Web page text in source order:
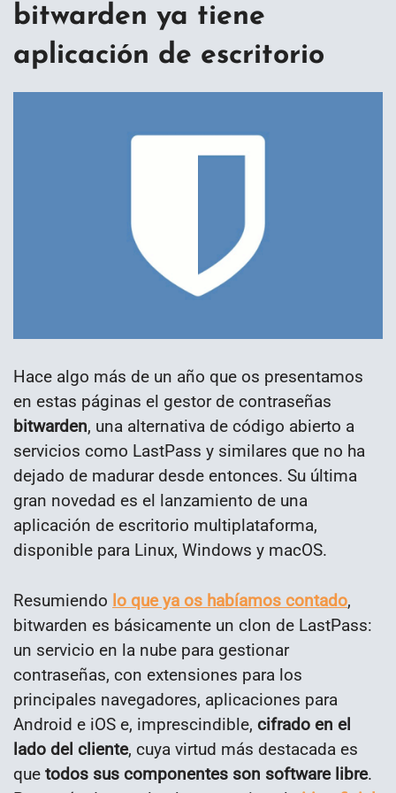
bitwarden ya tiene
aplicación de escritorio
Hace algo más de un año que os presentamos
en estas páginas el gestor de contraseñas
bitwarden, una alternativa de código abierto a
servicios como LastPass y similares que no ha
dejado de madurar desde entonces. Su última
gran novedad es el lanzamiento de una
aplicación de escritorio multiplataforma,
disponible para Linux, Windows y macOS.
Resumiendo lo que ya os habíamos contado,
bitwarden es básicamente un clon de LastPass:
un servicio en la nube para gestionar
contraseñas, con extensiones para los
principales navegadores, aplicaciones para
Android e iOS e, imprescindible, cifrado en el
lado del cliente, cuya virtud más destacada es
que todos sus componentes son software libre.